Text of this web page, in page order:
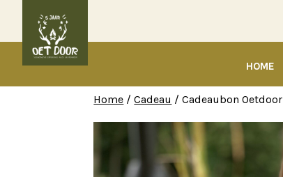
HOME
Home /Cadeau / Cadeaubon Oetdoor